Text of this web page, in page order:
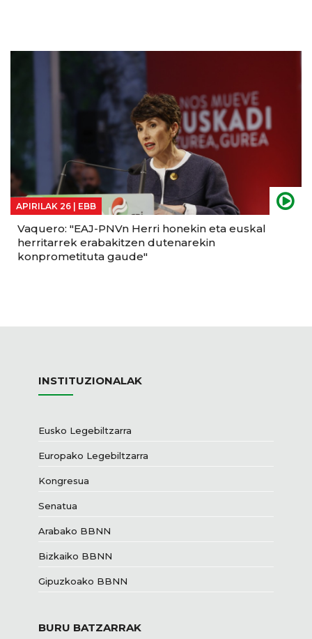
APIRILAK 26 | EBB
Vaquero: "EAJ-PNVn Herri honekin eta euskal
herritarrek erabakitzen dutenarekin
konprometituta gaude"
INSTITUZIONALAK
Eusko Legebiltzarra
Europako Legebiltzarra
Kongresua
Senatua
Arabako BBNN
Bizkaiko BBNN
Gipuzkoako BBNN
BURU BATZARRAK